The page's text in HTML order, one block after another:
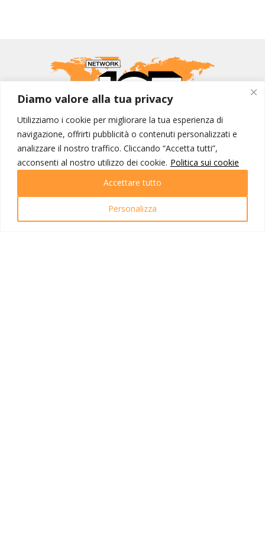
Diamo valore alla tua privacy
Utilizziamo i cookie per migliorare la tua esperienza di
navigazione, offrirti pubblicità o contenuti personalizzati e
analizzare il nostro traffico. Cliccando “Accetta tutti”,
acconsenti al nostro utilizzo dei cookie. Politica sui cookie
Personalizza
Accettare tutto
MONDO IOT VIAGGI
Corporate
I NOSTRI PRODOTTI
Destinazioni